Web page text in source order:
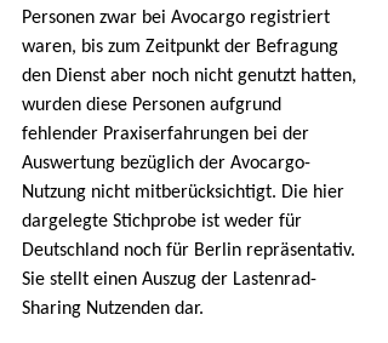
Personen zwar bei Avocargo registriert
waren, bis zum Zeitpunkt der Befragung
den Dienst aber noch nicht genutzt hatten,
wurden diese Personen aufgrund
fehlender Praxiserfahrungen bei der
Auswertung bezüglich der Avocargo-
Nutzung nicht mitberücksichtigt. Die hier
dargelegte Stichprobe ist weder für
Deutschland noch für Berlin repräsentativ.
Sie stellt einen Auszug der Lastenrad-
Sharing Nutzenden dar.